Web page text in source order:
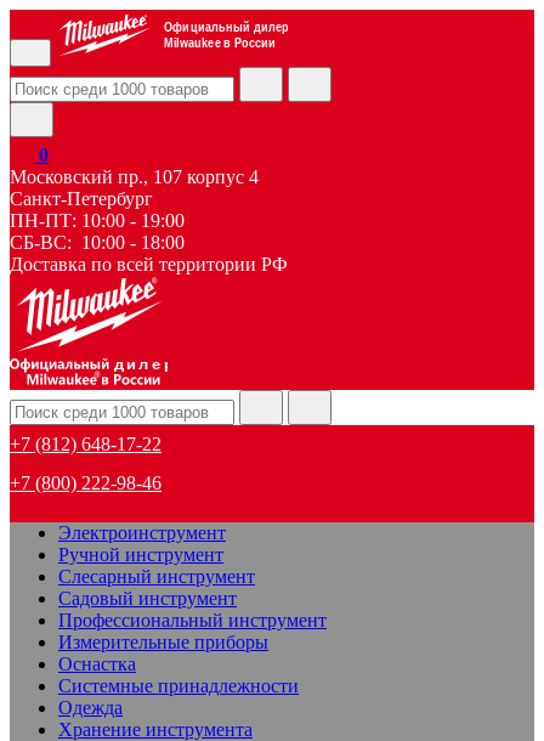
Официальный дилер
Milwaukee в России
0
Московский пр., 107 корпус 4
Санкт-Петербург
ПН-ПТ: 10:00 - 19:00
СБ-ВС: 10:00 - 18:00
Доставка по всей территории РФ
дилер
+7 (812) 648-17-22
+7 (800) 222-98-46
Электроинструмент
Ручной инструмент
Слесарный инструмент
Садовый инструмент
Профессиональный инструмент
Измерительные приборы
Оснастка
Системные принадлежности
Одежда
Хранение инструмента